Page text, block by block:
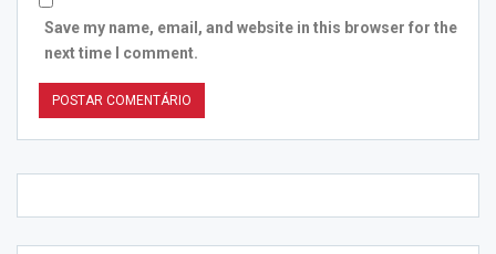
Save my name, email, and website in this browser for the
next time I comment.